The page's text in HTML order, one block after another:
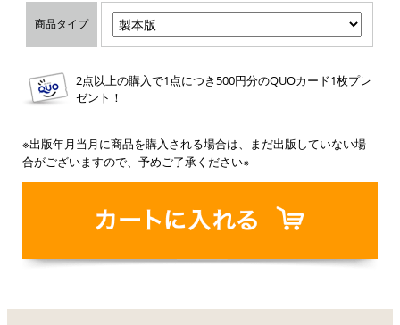
商品タイプ
2点以上の購入で1点につき500円分のQUOカード1枚プレ
ゼント！
※出版年月当月に商品を購入される場合は、まだ出版していない場
合がございますので、予めご了承ください※